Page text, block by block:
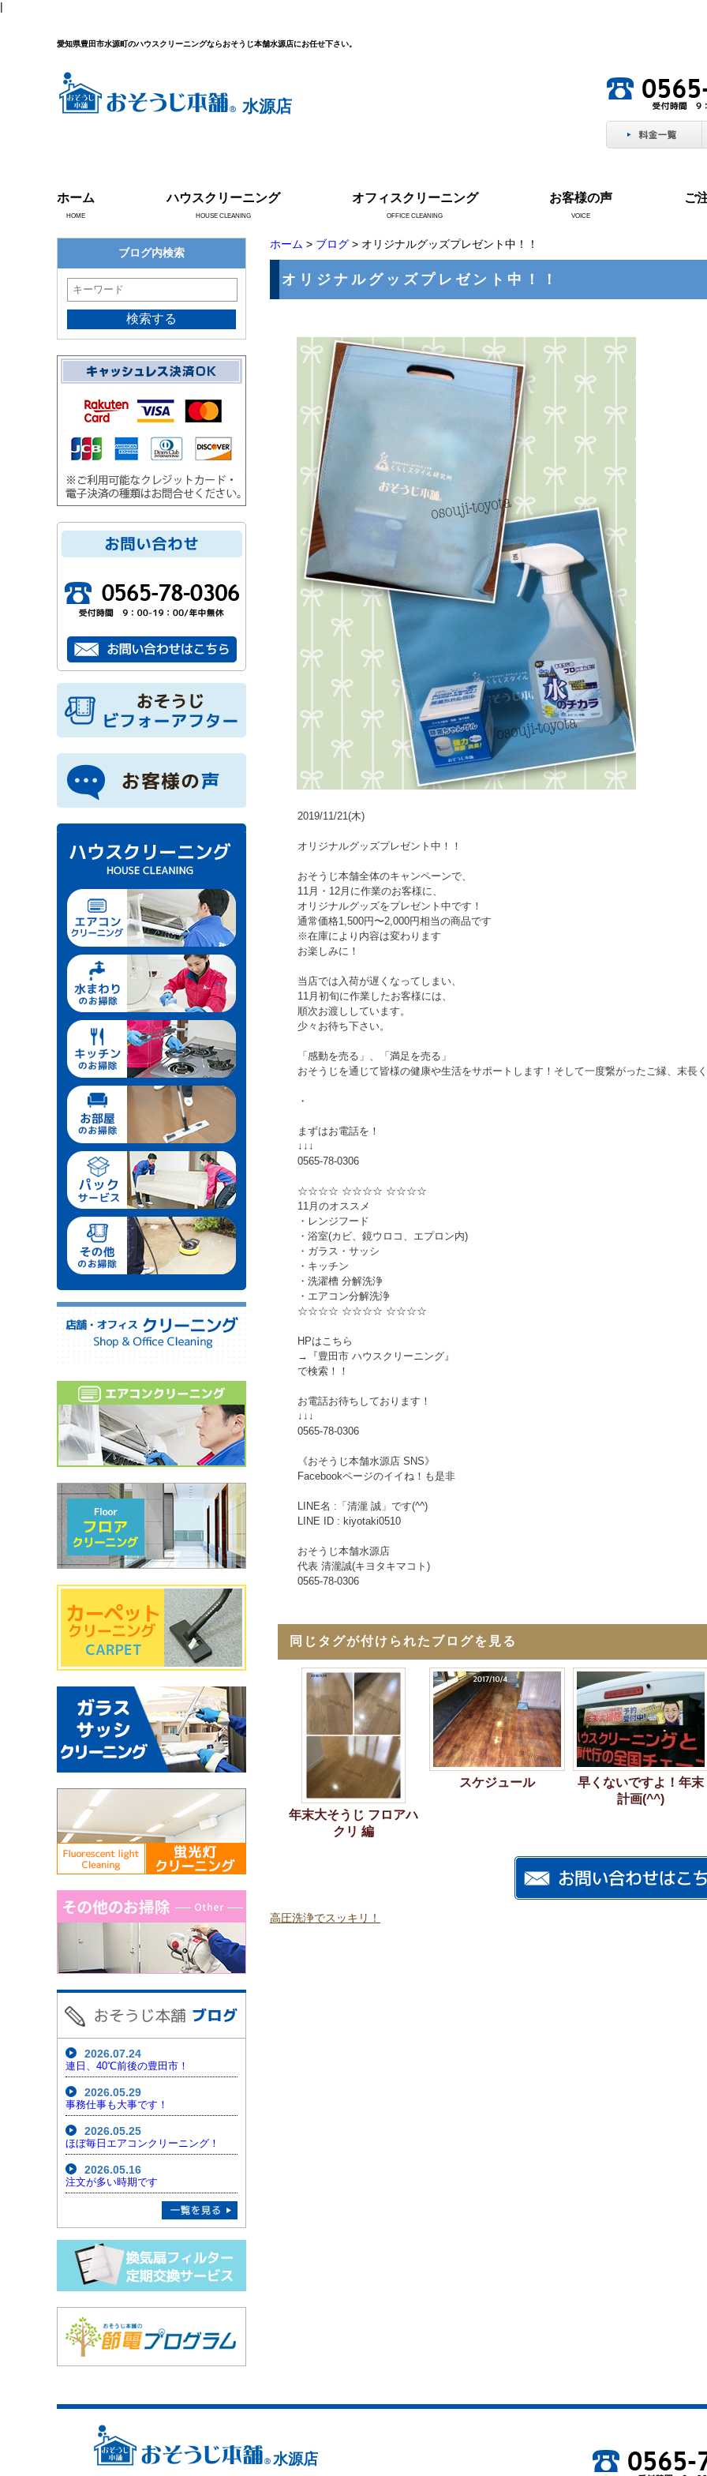
|
愛知県豊田市水源町のハウスクリーニングならおそうじ本舗水源店にお任せ下さい。
水源店
ホーム
HOME
ハウスクリーニング
HOUSE CLEANING
オフィスクリーニング
OFFICE CLEANING
お客様の声
VOICE
ご
ホーム > ブログ > オリジナルグッズプレゼント中！！
オリジナルグッズプレゼント中！！
2019/11/21(木)
オリジナルグッズプレゼント中！！
おそうじ本舗全体のキャンペーンで、
11月・12月に作業のお客様に、
オリジナルグッズをプレゼント中です！
通常価格1,500円〜2,000円相当の商品です
※在庫により内容は変わります
お楽しみに！
当店では入荷が遅くなってしまい、
11月初旬に作業したお客様には、
順次お渡ししています。
少々お待ち下さい。
「感動を売る」、「満足を売る」
おそうじを通じて皆様の健康や生活をサポートします！そして一度繋がったご縁、末長
・
まずはお電話を！
↓↓↓
0565-78-0306
☆☆☆☆ ☆☆☆☆ ☆☆☆☆
11月のオススメ
・レンジフード
・浴室(カビ、鏡ウロコ、エプロン内)
・ガラス・サッシ
・キッチン
・洗濯槽 分解洗浄
・エアコン分解洗浄
☆☆☆☆ ☆☆☆☆ ☆☆☆☆
HPはこちら
→『豊田市 ハウスクリーニング』
で検索！！
お電話お待ちしております！
↓↓↓
0565-78-0306
《おそうじ本舗水源店 SNS》
Facebookページのイイね！も是非
LINE名 :「清瀧 誠」です(^^)
LINE ID : kiyotaki0510
おそうじ本舗水源店
代表 清瀧誠(キヨタキマコト)
0565-78-0306
同じタグが付けられたブログを見る
年末大そうじ フロアハ
クリ 編
スケジュール
早くないですよ！年末
計画(^^)
高圧洗浄でスッキリ！
ブログ内検索
2026.07.24
連日、40℃前後の豊田市！
2026.05.29
事務仕事も大事です！
2026.05.25
ほぼ毎日エアコンクリーニング！
2026.05.16
注文が多い時期です
水源店